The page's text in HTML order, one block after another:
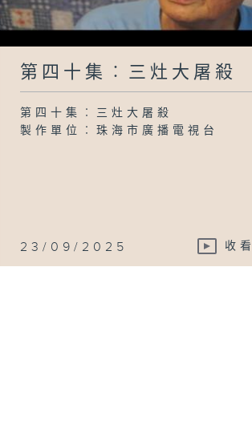
第四十集︰三灶大屠殺
第四十集︰三灶大屠殺
製作單位︰珠海市廣播電視台
23/09/2025 收看